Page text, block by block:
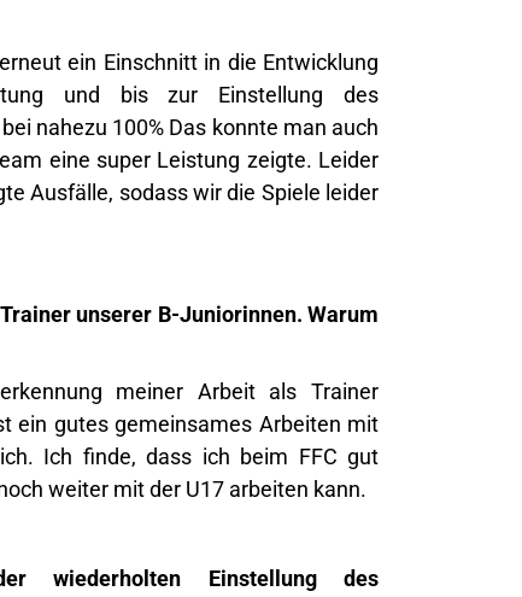
ein Einschnitt in die Entwicklung
und bis zur Einstellung des
nahezu 100% Das konnte man auch
eine super Leistung zeigte. Leider
Ausfälle, sodass wir die Spiele leider
unserer B-Juniorinnen. Warum
meiner Arbeit als Trainer
ein gutes gemeinsames Arbeiten mit
Ich finde, dass ich beim FFC gut
weiter mit der U17 arbeiten kann.
wiederholten Einstellung des